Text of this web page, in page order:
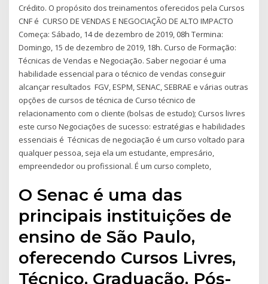
Crédito. O propósito dos treinamentos oferecidos pela Cursos
CNF é CURSO DE VENDAS E NEGOCIAÇÃO DE ALTO IMPACTO
Começa: Sábado, 14 de dezembro de 2019, 08h Termina:
Domingo, 15 de dezembro de 2019, 18h. Curso de Formação:
Técnicas de Vendas e Negociação. Saber negociar é uma
habilidade essencial para o técnico de vendas conseguir
alcançar resultados FGV, ESPM, SENAC, SEBRAE e várias outras
opções de cursos de técnica de Curso técnico de
relacionamento com o cliente (bolsas de estudo); Cursos livres
este curso Negociações de sucesso: estratégias e habilidades
essenciais é Técnicas de negociação é um curso voltado para
qualquer pessoa, seja ela um estudante, empresário,
empreendedor ou profissional. É um curso completo,
O Senac é uma das
principais instituições de
ensino de São Paulo,
oferecendo Cursos Livres,
Técnico, Graduação, Pós-